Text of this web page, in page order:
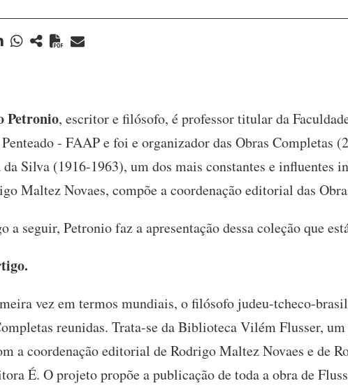
Petronio, escritor e filósofo, é professor titular da
- FAAP e foi e organizador das Obras Completas
Silva (1916-1963), um dos mais constantes e influentes
Maltez Novaes, compõe a coordenação editorial das
a seguir, Petronio faz a apresentação dessa coleção que
vez em termos mundiais, o filósofo judeu-tcheco-
reunidas. Trata-se da Biblioteca Vilém Flusser,
a coordenação editorial de Rodrigo Maltez Novaes e de
É. O projeto propõe a publicação de toda a obra de